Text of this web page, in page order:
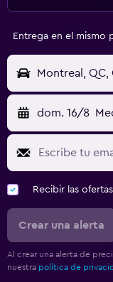
Entrega en el mismo
dom. 16/8
Recibir las
Crear una alerta
Al crear una alerta de
nuestra política de